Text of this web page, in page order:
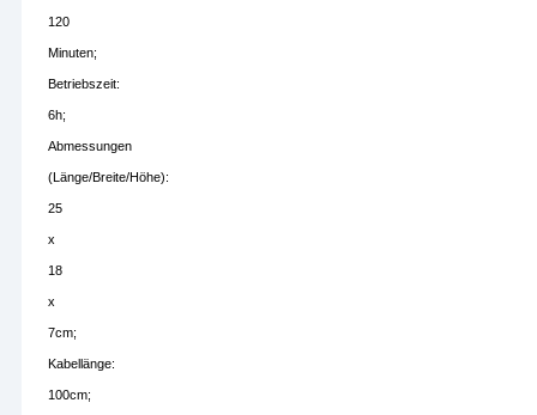
120
Minuten;
Betriebszeit:
6h;
Abmessungen
(Länge/Breite/Höhe):
25
x
18
x
7cm;
Kabellänge:
100cm;